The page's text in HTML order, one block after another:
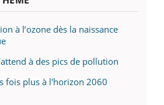
à l’ozone dès la naissance
à des pics de pollution
fois plus à l'horizon 2060